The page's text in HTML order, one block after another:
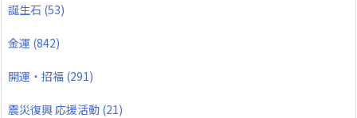
誕生石 (53)
金運 (842)
開運・招福 (291)
震災復興 応援活動 (21)